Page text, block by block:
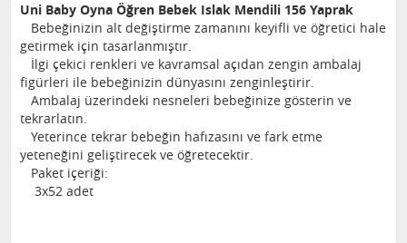
Uni Baby Oyna Öğren Bebek Islak Mendili 156 Yaprak
Bebeğinizin alt değiştirme zamanını keyifli ve öğretici hale
getirmek için tasarlanmıştır.
İlgi çekici renkleri ve kavramsal açıdan zengin ambalaj
figürleri ile bebeğinizin dünyasını zenginleştirir.
Ambalaj üzerindeki nesneleri bebeğinize gösterin ve
tekrarlatın.
Yeterince tekrar bebeğin hafızasını ve fark etme
yeteneğini geliştirecek ve öğretecektir.
Paket içeriği:
3x52 adet